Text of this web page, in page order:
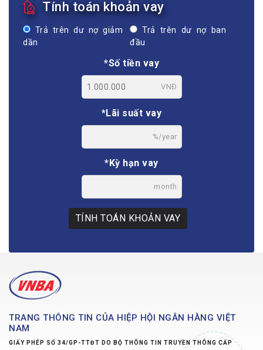
Tính toán khoản vay
Trả trên dư nợ giảm
dần
Trả trên dư nợ ban
đầu
*Số tiền vay
VNĐ
*Lãi suất vay
%/year
*Kỳ hạn vay
month
TÍNH TOÁN KHOẢN VAY
TRANG THÔNG TIN CỦA HIỆP HỘI NGÂN HÀNG VIỆT
NAM
GIẤY PHÉP SỐ 34/GP-TTĐT DO BỘ THÔNG TIN TRUYỀN THÔNG CẤP